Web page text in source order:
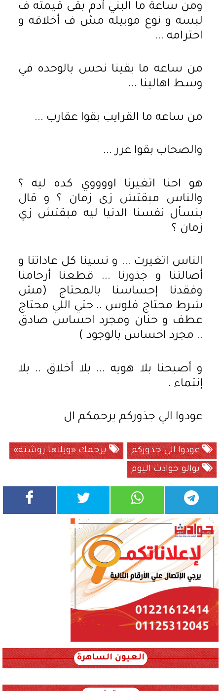
ومن ساعة ما البني آدم بقى قيمته ف
لبسه و نوع موبيله مش ف أخلاقه و
احترامه ...
من ساعه ما بقينا نحس بالوحده في
وسط اهالينا ...
من ساعه ما القرايب بقوا عقارب ...
والصحاب بقوا عرر ...
هو احنا اتغيرنا اووووي كده ليه ؟
والناس مبقتش زى زمان ؟ و قال
بنسأل نفسنا الدنيا ليه مبقتش زي
زمان ؟
الناس اتغيرت ... و نسينا كل عاداتنا و
أصالتنا و جذورنا ... قطعنا أرحامنا
وفقدنا إحساسنا بالمحتاج (مش
شرط محتاج فلوس .. حتي اللي محتاج
عطف و حنان ومجرد احساس صادق
.. مجرد احساس بالوجود )
و أصبحنا بلا هويه ... بلا أخلاق .. بلا
إنتماء .
عودوا الي جذوركم يرحمكم ال
عودوا الي جذوركم
يرحمك «وبلاها روشنة»
بوالو حوادث اليوم
العيون الساهرة